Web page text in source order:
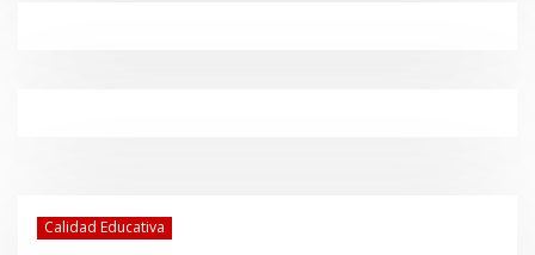
Calidad Educativa